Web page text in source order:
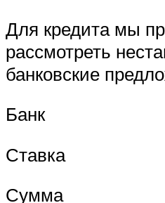
Для кредита мы
рассмотреть
банковские
Банк
Ставка
Сумма